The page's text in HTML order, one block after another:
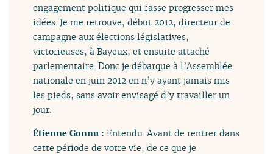
engagement politique qui fasse progresser mes
idées. Je me retrouve, début 2012, directeur de
campagne aux élections législatives,
victorieuses, à Bayeux, et ensuite attaché
parlementaire. Donc je débarque à l’Assemblée
nationale en juin 2012 en n’y ayant jamais mis
les pieds, sans avoir envisagé d’y travailler un
jour.
Étienne Gonnu :Entendu. Avant de rentrer dans
cette période de votre vie, de ce que je